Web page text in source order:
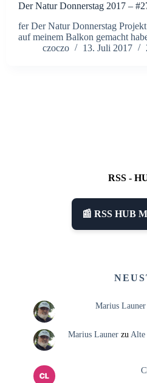
Der Natur Donnerstag 2017 –
fer Der Natur Donnerstag
auf meinem Balkon gemacht
czoczo
13. Juli 2017
RSS -
📰 RSS HUB
Marius Launer
Marius Launerzu Alte